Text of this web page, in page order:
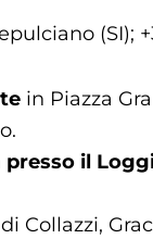
(SI);
in Piazza
il
Collazzi,